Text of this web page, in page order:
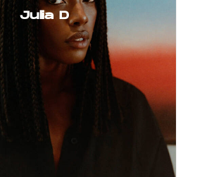
Julia D